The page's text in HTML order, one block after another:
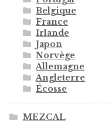
Belgique
France
Irlande
Japon
Norvège
Allemagne
Angleterre
Écosse
MEZCAL